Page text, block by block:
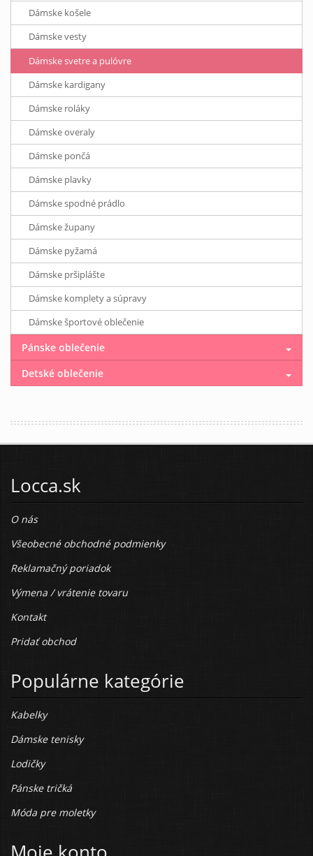
Dámske košele
Dámske vesty
Dámske svetre a pulóvre
Dámske kardigany
Dámske roláky
Dámske overaly
Dámske pončá
Dámske plavky
Dámske spodné prádlo
Dámske župany
Dámske pyžamá
Dámske pršiplášte
Dámske komplety a súpravy
Dámske športové oblečenie
Pánske oblečenie
Detské oblečenie
Locca.sk
O nás
Všeobecné obchodné podmienky
Reklamačný poriadok
Výmena / vrátenie tovaru
Kontakt
Pridať obchod
Populárne kategórie
Kabelky
Dámske tenisky
Lodičky
Pánske tričká
Móda pre moletky